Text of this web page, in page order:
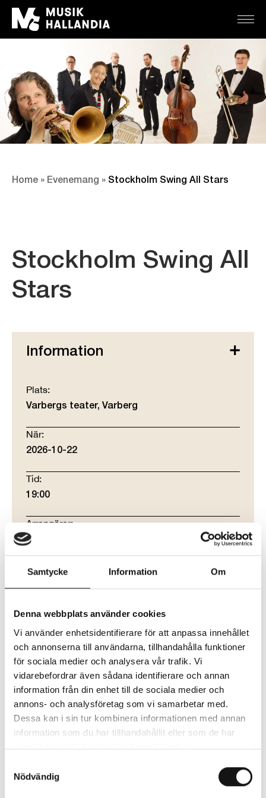
Samtycke Information Om
Denna webbplats använder cookies
Vi använder enhetsidentifierare för att anpassa innehållet
och annonserna till användarna, tillhandahålla funktioner
för sociala medier och analysera vår trafik. Vi
vidarebefordrar även sådana identifierare och annan
information från din enhet till de sociala medier och
annons- och analysföretag som vi samarbetar med.
Dessa kan i sin tur kombinera informationen med annan
information som du har tillhandahållit eller som de har
samlat in när du har använt deras tjänster.
Nödvändig
Home » Evenemang » Stockholm Swing All Stars
Stockholm Swing All
Stars
Stockholm Swing All Stars bjuder på tidlös jazz i
personliga tolkningar. Med ett eget, välutvecklat
sound och en stark förankring i traditionen framför
de musik som svänger, berör och går rakt in i hjärtat.
Repertoaren hämtas från jazzens storheter – Duke
Ellington, Count Basie och Dizzy Gillespie – och formas i
kreativa och lekfulla arrangemang av bandets
medlemmar, som också komponerar nytt i samma anda.
Resultatet är en dynamisk blandning av vackra, intrikata,
bluesiga och medryckande stycken – alltid med själ,
närvaro och sväng.
Information
Plats:
Varbergs teater, Varberg
När:
2026-10-22
Tid:
19:00
Arrangörer:
Jazz Corner Varberg